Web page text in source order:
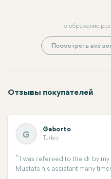
отображение
Посмотреть все
Отзывы покупателей
G
Gaborto
Turkey
I was refereed to the dr by
Mustafa his assistant many